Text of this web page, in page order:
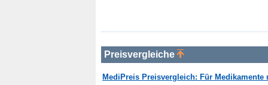
Preisvergleiche
MediPreis Preisvergleich: Für